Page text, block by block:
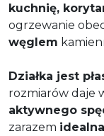
kuchnię,
ogrzewanie
węglem
Działka jest
rozmiarów daje
aktywnego
zarazem